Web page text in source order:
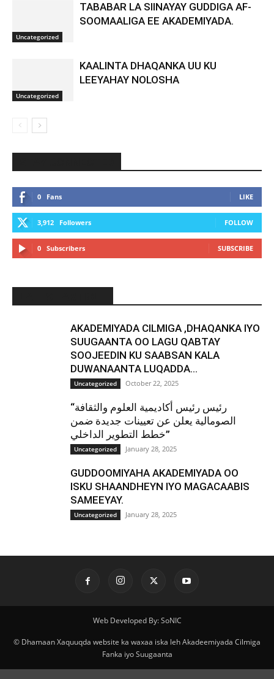
Uncategorized
TABABAR LA SIINAYAY GUDDIGA AF-
SOOMAALIGA EE AKADEMIYADA.
Uncategorized
KAALINTA DHAQANKA UU KU
LEEYAHAY NOLOSHA
0 Fans LIKE
3,912 Followers FOLLOW
0 Subscribers SUBSCRIBE
AKADEMIYADA CILMIGA ,DHAQANKA IYO
SUUGAANTA OO LAGU QABTAY
SOOJEEDIN KU SAABSAN KALA
DUWANAANTA LUQADDA...
Uncategorized October 22, 2025
“رئيس رئيس أكاديمية العلوم والثقافة
الصومالية يعلن عن تعيينات جديدة ضمن
خطط التطوير الداخلي”
Uncategorized January 28, 2025
GUDDOOMIYAHA AKADEMIYADA OO
ISKU SHAANDHEYN IYO MAGACAABIS
SAMEEYAY.
Uncategorized January 28, 2025
Web Developed By: SoNIC
© Dhamaan Xaquuqda website ka waxaa iska leh Akadeemiyada Cilmiga
Fanka iyo Suugaanta